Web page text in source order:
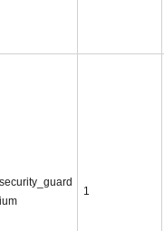
security_guard
ium
1